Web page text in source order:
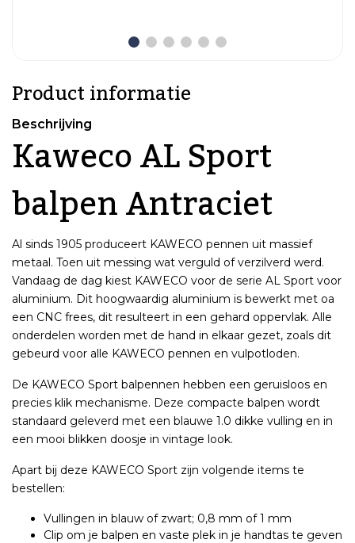
Product informatie
Beschrijving
Kaweco AL Sport
balpen Antraciet
Al sinds 1905 produceert KAWECO pennen uit massief
metaal. Toen uit messing wat verguld of verzilverd werd.
Vandaag de dag kiest KAWECO voor de serie AL Sport voor
aluminium. Dit hoogwaardig aluminium is bewerkt met oa
een CNC frees, dit resulteert in een gehard oppervlak. Alle
onderdelen worden met de hand in elkaar gezet, zoals dit
gebeurd voor alle KAWECO pennen en vulpotloden.
De KAWECO Sport balpennen hebben een geruisloos en
precies klik mechanisme. Deze compacte balpen wordt
standaard geleverd met een blauwe 1.0 dikke vulling en in
een mooi blikken doosje in vintage look.
Apart bij deze KAWECO Sport zijn volgende items te
bestellen:
Vullingen in blauw of zwart; 0,8 mm of 1 mm
Clip om je balpen en vaste plek in je handtas te geven